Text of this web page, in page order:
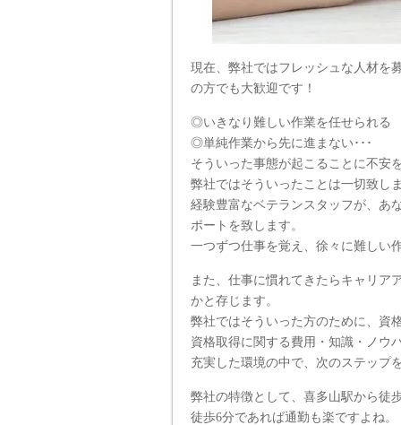
現在、弊社ではフレッシュな人材を
の方でも大歓迎です！
◎いきなり難しい作業を任せられる
◎単純作業から先に進まない･･･
そういった事態が起こることに不安
弊社ではそういったことは一切致し
経験豊富なベテランスタッフが、あ
ポートを致します。
一つずつ仕事を覚え、徐々に難しい
また、仕事に慣れてきたらキャリア
かと存じます。
弊社ではそういった方のために、資
資格取得に関する費用・知識・ノウ
充実した環境の中で、次のステップ
弊社の特徴として、喜多山駅から徒
徒歩6分であれば通勤も楽ですよね。